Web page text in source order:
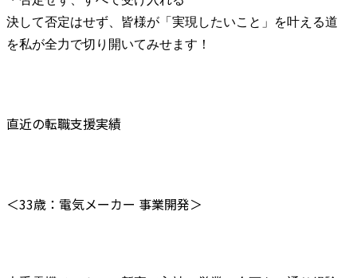
決して否定はせず、皆様が「実現したいこと」を叶える道
を私が全力で切り開いてみせます！
直近の転職支援実績
＜33歳：電気メーカー 事業開発＞